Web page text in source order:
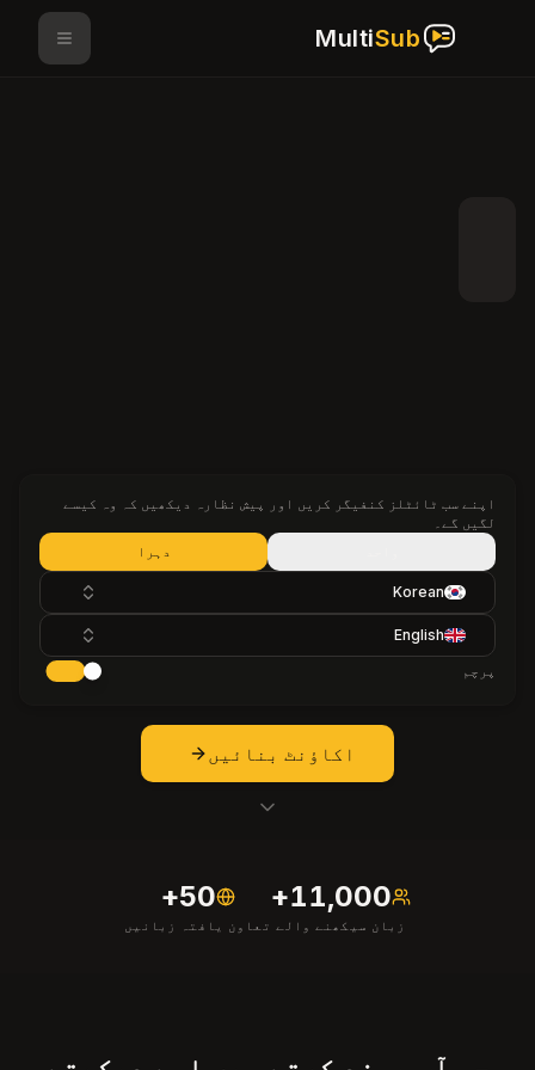
MultiSub
اپنے سب ٹائٹلز کنفیگر کریں اور پیش نظارہ دیکھیں کہ وہ کیسے
لگیں گے۔
دہرا
Korean
English
پرچم
اکاؤنٹ بنائیں
11,000+
زبان سیکھنے والے
50+
تعاون یافتہ زبانیں